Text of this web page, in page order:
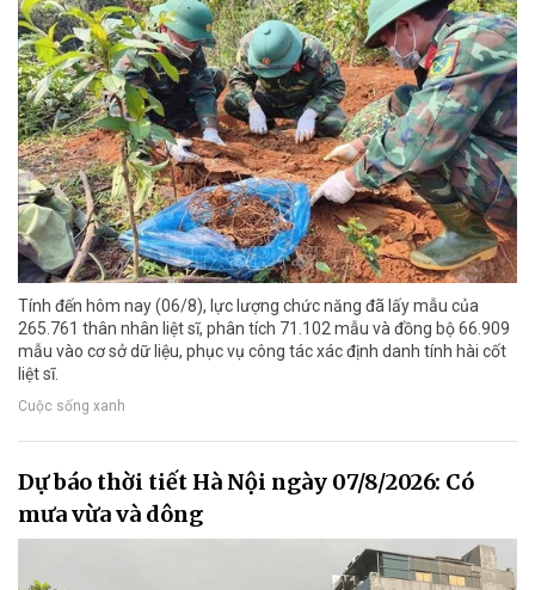
Tính đến hôm nay (06/8), lực lượng chức năng đã lấy mẫu của
265.761 thân nhân liệt sĩ, phân tích 71.102 mẫu và đồng bộ 66.909
mẫu vào cơ sở dữ liệu, phục vụ công tác xác định danh tính hài cốt
liệt sĩ.
Cuộc sống xanh
Dự báo thời tiết Hà Nội ngày 07/8/2026: Có
mưa vừa và dông